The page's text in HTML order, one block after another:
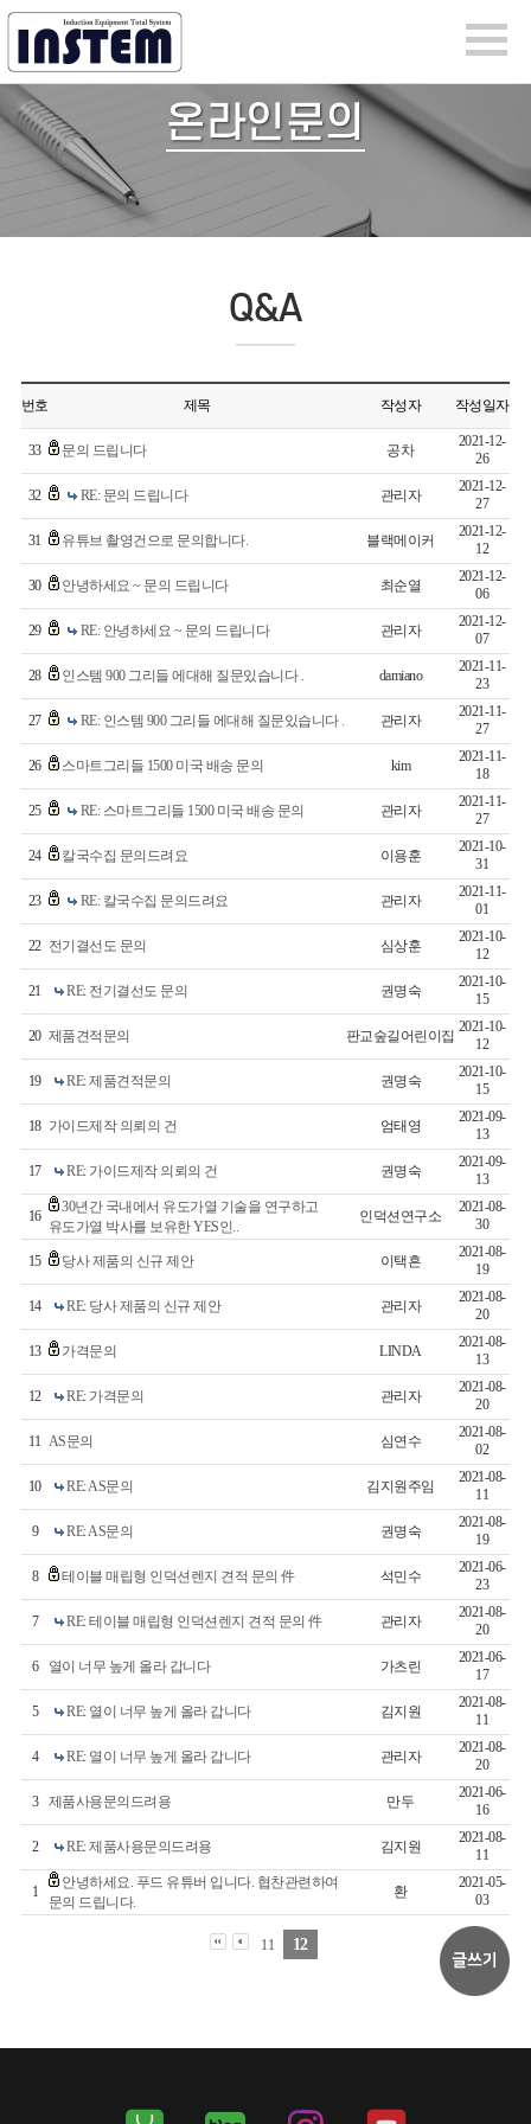
온라인문의
Q&A
번호 제목 작성자 작성일자
33 문의 드립니다 공차
2021-12-
26
32 RE: 문의 드립니다 관리자
2021-12-
27
31 유튜브 촬영건으로 문의합니다. 블랙메이커
2021-12-
12
30 안녕하세요 ~ 문의 드립니다 최순열
2021-12-
06
29 RE: 안녕하세요 ~ 문의 드립니다 관리자
2021-12-
07
28 인스템 900 그리들 에대해 질문있습니다 . damiano
2021-11-
23
27 RE: 인스템 900 그리들 에대해 질문있습니다 . 관리자
2021-11-
27
26 스마트그리들 1500 미국 배송 문의 kim
2021-11-
18
25 RE: 스마트그리들 1500 미국 배송 문의 관리자
2021-11-
27
24 칼국수집 문의드려요 이용훈
2021-10-
31
23 RE: 칼국수집 문의드려요 관리자
2021-11-
01
22 전기결선도 문의 심상훈
2021-10-
12
21 RE: 전기결선도 문의 권명숙
2021-10-
15
20 제품견적문의 판교숲길어린이집
2021-10-
12
19 RE: 제품견적문의 권명숙
2021-10-
15
18 가이드제작 의뢰의 건 엄태영
2021-09-
13
17 RE: 가이드제작 의뢰의 건 권명숙
2021-09-
13
16
30년간 국내에서 유도가열 기술을 연구하고
유도가열 박사를 보유한 YES인..
인덕션연구소
2021-08-
30
15 당사 제품의 신규 제안 이택흔
2021-08-
19
14 RE: 당사 제품의 신규 제안 관리자
2021-08-
20
13 가격문의 LINDA
2021-08-
13
12 RE: 가격문의 관리자
2021-08-
20
11 AS문의 심연수
2021-08-
02
10 RE: AS문의 김지원주임
2021-08-
11
9 RE: AS문의 권명숙
2021-08-
19
8 테이블 매립형 인덕션렌지 견적 문의 件 석민수
2021-06-
23
7 RE: 테이블 매립형 인덕션렌지 견적 문의 件 관리자
2021-08-
20
6 열이 너무 높게 올라 갑니다 가츠린
2021-06-
17
5 RE: 열이 너무 높게 올라 갑니다 김지원
2021-08-
11
4 RE: 열이 너무 높게 올라 갑니다 관리자
2021-08-
20
3 제품사용문의드려용 만두
2021-06-
16
2 RE: 제품사용문의드려용 김지원
2021-08-
11
1
안녕하세요. 푸드 유튜버 입니다. 협찬관련하여
문의 드립니다.
환
2021-05-
03
11 12